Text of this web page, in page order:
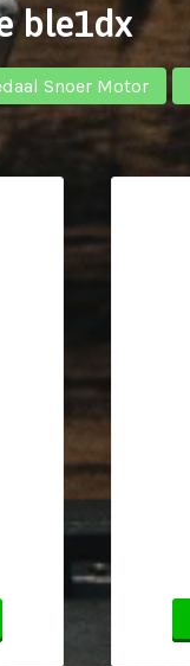
ble1dx
Snoer Motor